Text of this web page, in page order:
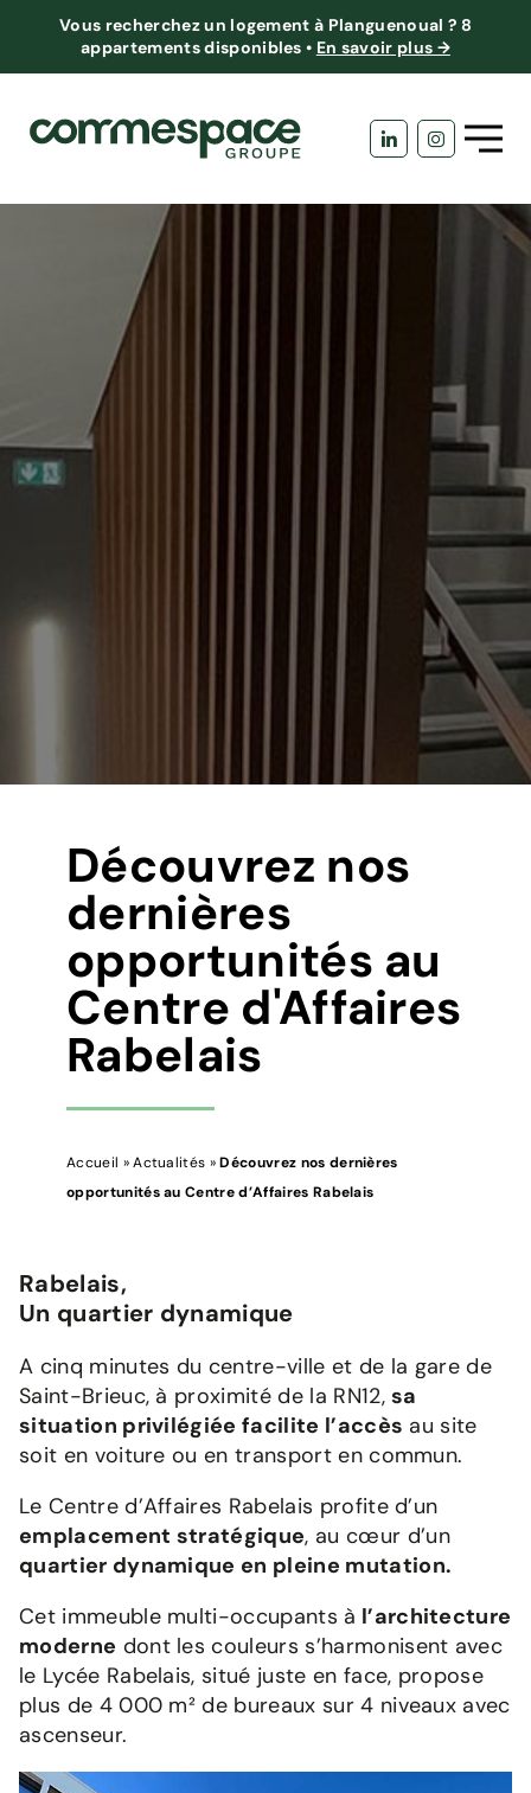
Vous recherchez un logement à Planguenoual ? 8
appartements disponibles • En savoir plus →
Découvrez nos
dernières
opportunités au
Centre d'Affaires
Rabelais
Accueil »Actualités »Découvrez nos dernières
opportunités au Centre d’Affaires Rabelais
Rabelais,
Un quartier dynamique
A cinq minutes du centre-ville et de la gare de
Saint-Brieuc, à proximité de la RN12,sa
situation privilégiée facilite l’accès au site
soit en voiture ou en transport en commun.
Le Centre d’Affaires Rabelais profite d’un
emplacement stratégique, au cœur d’un
quartier dynamique en pleine mutation.
Cet immeuble multi-occupants à l’architecture
moderne dont les couleurs s’harmonisent avec
le Lycée Rabelais, situé juste en face, propose
plus de 4 000 m² de bureaux sur 4 niveaux avec
ascenseur.